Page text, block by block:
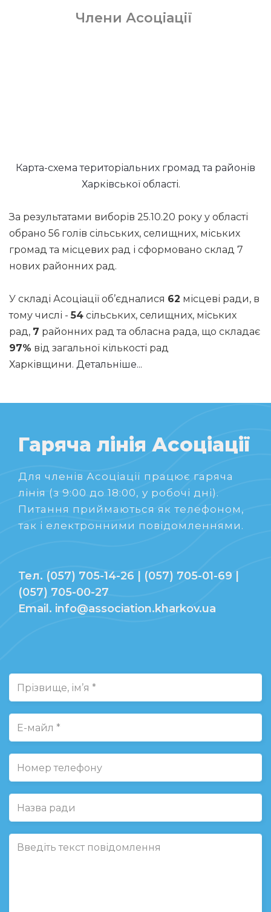
Члени Асоціації
Карта-схема територіальних громад та районів
Харківської області.
За результатами виборів 25.10.20 року у області
обрано 56 голів сільських, селищних, міських
громад та місцевих рад і сформовано склад 7
нових районних рад.
У складі Асоціації об’єдналися 62 місцеві ради, в
тому числі -54 сільських, селищних, міських
рад, 7 районних рад та обласна рада, що складає
97% від загальної кількості рад
Харківщини. Детальніше...
Гаряча лінія Асоціації
Для членів Асоціації працює гаряча
лінія (з 9:00 до 18:00, у робочі дні).
Питання приймаються як телефоном,
так і електронними повідомленнями.
Тел. (057) 705-14-26 | (057) 705-01-69 |
(057) 705-00-27
Email. info@association.kharkov.ua